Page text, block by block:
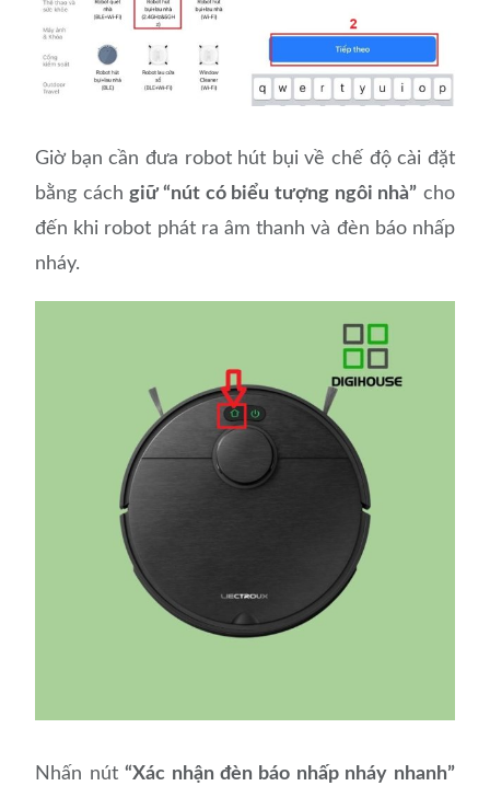
Giờ bạn cần đưa robot hút bụi về chế độ cài đặt
bằng cáchgiữ “nút có biểu tượng ngôi nhà” cho
đến khi robot phát ra âm thanh và đèn báo nhấp
nháy.
Nhấn nút“Xác nhận đèn báo nhấp nháy nhanh”